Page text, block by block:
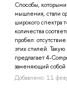
Способы,
мышления, стали
широкого спектра
количества
пробел:
этих стилей.
предлагает 4-
заменяющий собой
Добавлено: 11